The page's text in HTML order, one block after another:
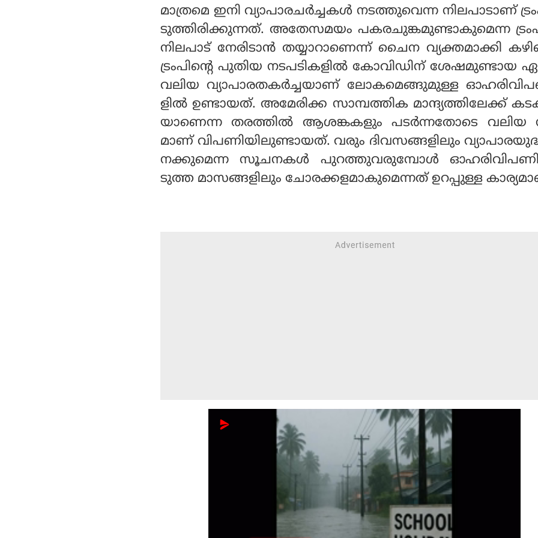
മാത്രമെ ഇനി വ്യാപാരചര്‍ച്ചകള്‍ നടത്തുവെന്ന നിലപാടാണ്
ടുത്തിരിക്കുന്നത്. അതേസമയം പകരചുങ്കമുണ്ടാകുമെന്ന
നിലപാട് നേരിടാന്‍ തയ്യാറാണെന്ന് ചൈന വ്യക്തമാക്കി
ട്രംപിന്റെ പുതിയ നടപടികളില്‍ കോവിഡിന് ശേഷമുണ്ടായ
വലിയ വ്യാപാരതകര്‍ച്ചയാണ് ലോകമെങ്ങുമുള്ള
ളില്‍ ഉണ്ടായത്. അമേരിക്ക സാമ്പത്തിക മാന്ദ്യത്തിലേക്ക്
യാണെന്ന തരത്തില്‍ ആശങ്കകളും പടര്‍ന്നതോടെ വലിയ
മാണ് വിപണിയിലുണ്ടായത്. വരും ദിവസങ്ങളിലും
നക്കുമെന്ന സൂചനകള്‍ പുറത്തുവരുമ്പോള്‍
ടുത്ത മാസങ്ങളിലും ചോരക്കളമാകുമെന്നത് ഉറപ്പുള്ള